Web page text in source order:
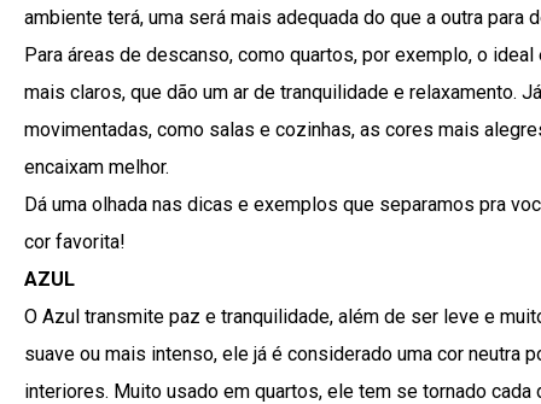
ambiente terá, uma será mais adequada do que a outra para
Para áreas de descanso, como quartos, por exemplo, o
mais claros, que dão um ar de tranquilidade e relaxamento.
movimentadas, como salas e cozinhas, as cores mais
encaixam melhor.
Dá uma olhada nas dicas e exemplos que separamos pra
cor favorita!
AZUL
O Azul transmite paz e tranquilidade, além de ser leve e
suave ou mais intenso, ele já é considerado uma cor neutra
interiores. Muito usado em quartos, ele tem se tornado cada